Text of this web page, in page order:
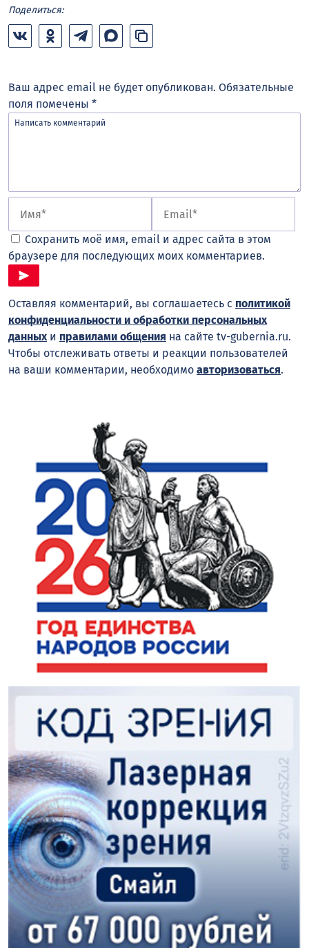
Поделиться:
Ваш адрес email не будет опубликован. Обязательные
поля помечены *
Сохранить моё имя, email и адрес сайта в этом
браузере для последующих моих комментариев.
Оставляя комментарий, вы соглашаетесь с политикой
конфиденциальности и обработки персональных
данныхи правилами общения на сайте tv-gubernia.ru.
Чтобы отслеживать ответы и реакции пользователей
на ваши комментарии, необходимо авторизоваться.